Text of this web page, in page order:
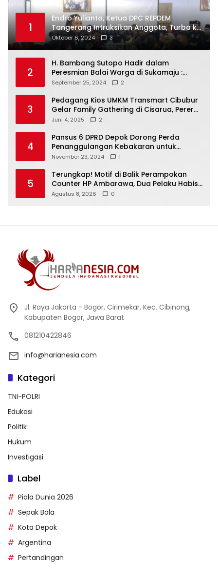
1
Endro Yulianto, Ketua DPC REPDEM
Tangerang Intruksikan Anggota, Turba ke
Masyarakat Dan Jalani Apa Yang di
Putuskan RAKERCABSUS
Oktober 6, 2024 3
2
H. Bambang Sutopo Hadir dalam
Peresmian Balai Warga di Sukamaju :
Wadah Baru untuk Kolaborasi dan
September 25, 2024 2
3
Pedagang Kios UMKM Transmart Cibubur
Gelar Family Gathering di Cisarua, Pererat
Silaturahmi dan Kekompakan
Juni 4, 2025 2
4
Pansus 6 DPRD Depok Dorong Perda
Penanggulangan Kebakaran untuk
Keselamatan Warga
November 29, 2024 1
5
Terungkap! Motif di Balik Perampokan
Counter HP Ambarawa, Dua Pelaku Habisi
Pemilik Toko dan Bawa puluhan HP
Agustus 8, 2026 0
Jl. Raya Jakarta - Bogor, Cirimekar, Kec. Cibinong,
Kabupaten Bogor, Jawa Barat
081210422846
info@harianesia.com
Kategori
TNI-POLRI
Edukasi
Politik
Hukum
Investigasi
Label
Piala Dunia 2026
Sepak Bola
Kota Depok
Argentina
Pertandingan